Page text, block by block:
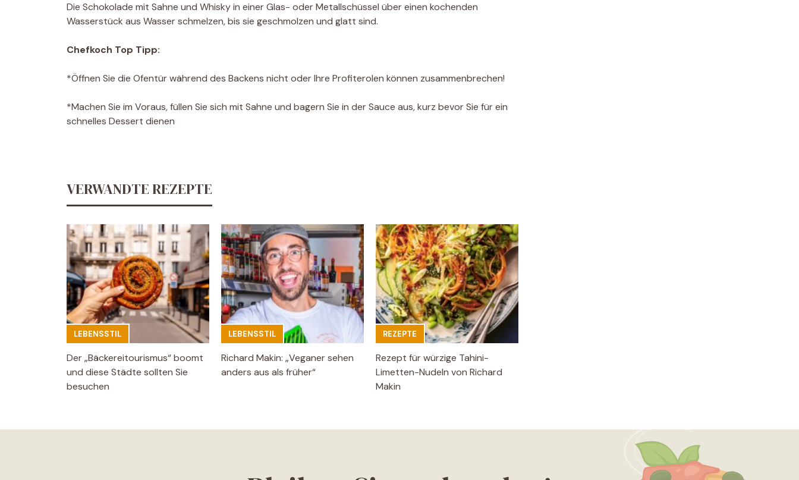
Die Schokolade mit Sahne und Whisky in einer Glas- oder Metallschüssel über einen kochenden
Wasserstück aus Wasser schmelzen, bis sie geschmolzen und glatt sind.
Chefkoch Top Tipp:
*Öffnen Sie die Ofentür während des Backens nicht oder Ihre Profiterolen können zusammenbrechen!
*Machen Sie im Voraus, füllen Sie sich mit Sahne und bagern Sie in der Sauce aus, kurz bevor Sie für ein
schnelles Dessert dienen
VERWANDTE REZEPTE
LEBENSSTIL
Der „Bäckereitourismus“ boomt
und diese Städte sollten Sie
besuchen
LEBENSSTIL
Richard Makin: „Veganer sehen
anders aus als früher“
REZEPTE
Rezept für würzige Tahini-
Limetten-Nudeln von Richard
Makin